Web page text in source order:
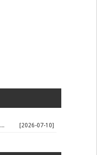
🌍 경기 AI 스타트업 해외 진출 판... [2026-07-10]